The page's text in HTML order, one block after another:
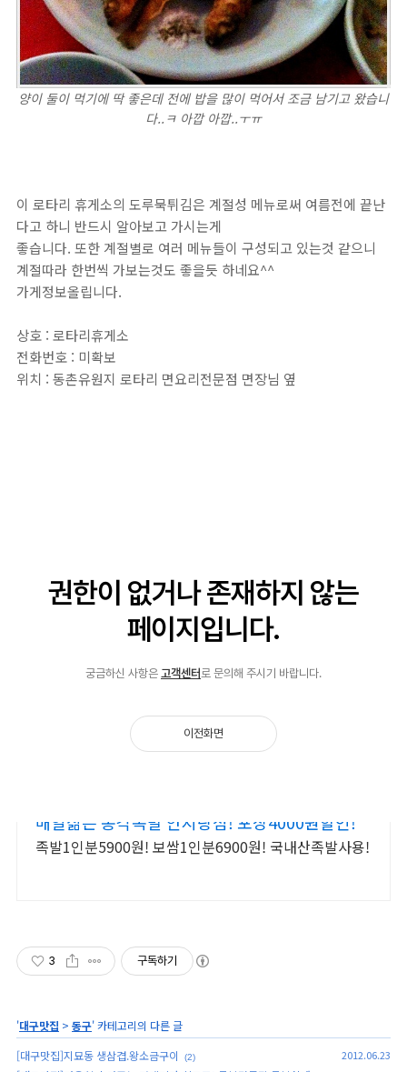
양이 둘이 먹기에 딱 좋은데 전에 밥을 많이 먹어서 조금 남기고 왔습니
다..ㅋ 아깝 아깝..ㅜㅠ
이 로타리 휴게소의 도루묵튀김은 계절성 메뉴로써 여름전에 끝난
다고 하니 반드시 알아보고 가시는게
좋습니다. 또한 계절별로 여러 메뉴들이 구성되고 있는것 같으니
계절따라 한번씩 가보는것도 좋을듯 하네요^^
가게정보올립니다.
상호 : 로타리휴게소
전화번호 : 미확보
위치 : 동촌유원지 로타리 면요리전문점 면장님 옆
최고급 제주흑돼지 한우 중간유통없이 농가 직거래로 저
렴하고 신선한 대형 정육식당.
매일삶는 총각족발 안지랑점! 포장4000원할인!
족발1인분5900원! 보쌈1인분6900원! 국내산족발사용!
3 구독하기
'대구맛집 > 동구' 카테고리의 다른 글
[대구맛집]지묘동 생삼겹.왕소금구이
(2) 2012.06.23